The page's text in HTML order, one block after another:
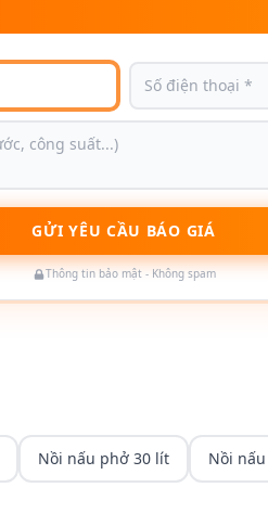
GỬI YÊU CẦU BÁO GIÁ
Thông tin bảo mật - Không spam
Nồi nấu phở 30 lít Nồi